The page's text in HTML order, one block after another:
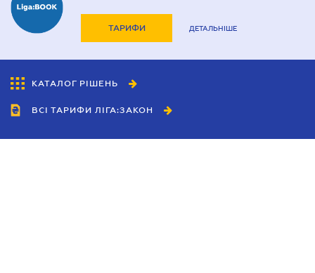
ТАРИФИ ДЕТАЛЬНІШЕ
КАТАЛОГ РІШЕНЬ
ВСІ ТАРИФИ ЛІГА:ЗАКОН